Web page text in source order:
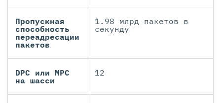
Пропускная
способность
переадресации
пакетов
1.98 млрд пакетов в
секунду
DPC или MPC
на шасси
12